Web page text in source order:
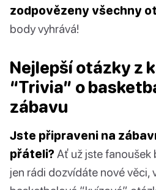
zodpovězeny všechny
body vyhrává!
Nejlepší otázky z
“Trivia” o
zábavu
Jste připraveni na
přáteli?Ať už jste fanoušek
jen rádi dozvídáte nové věci,